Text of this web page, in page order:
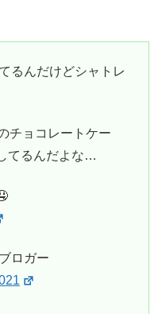
るんだけどシャトレ
チョコレートケー
てるんだよな…
ロガー